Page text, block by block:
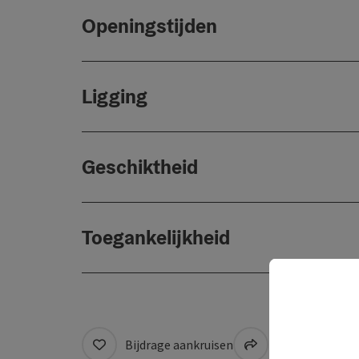
Openingstijden
Ligging
Geschiktheid
Toegankelijkheid
Bijdrage aankruisen